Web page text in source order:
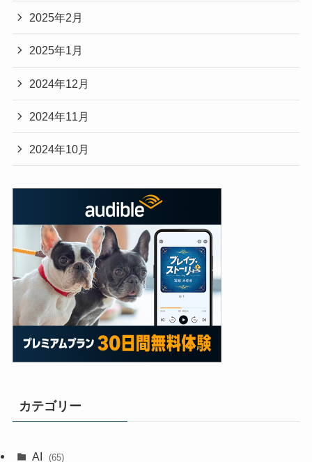
2025年2月
2025年1月
2024年12月
2024年11月
2024年10月
カテゴリー
AI (65)